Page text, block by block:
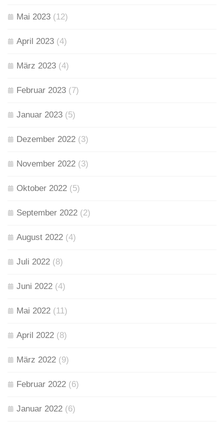
Mai 2023 (12)
April 2023 (4)
März 2023 (4)
Februar 2023 (7)
Januar 2023 (5)
Dezember 2022 (3)
November 2022 (3)
Oktober 2022 (5)
September 2022 (2)
August 2022 (4)
Juli 2022 (8)
Juni 2022 (4)
Mai 2022 (11)
April 2022 (8)
März 2022 (9)
Februar 2022 (6)
Januar 2022 (6)